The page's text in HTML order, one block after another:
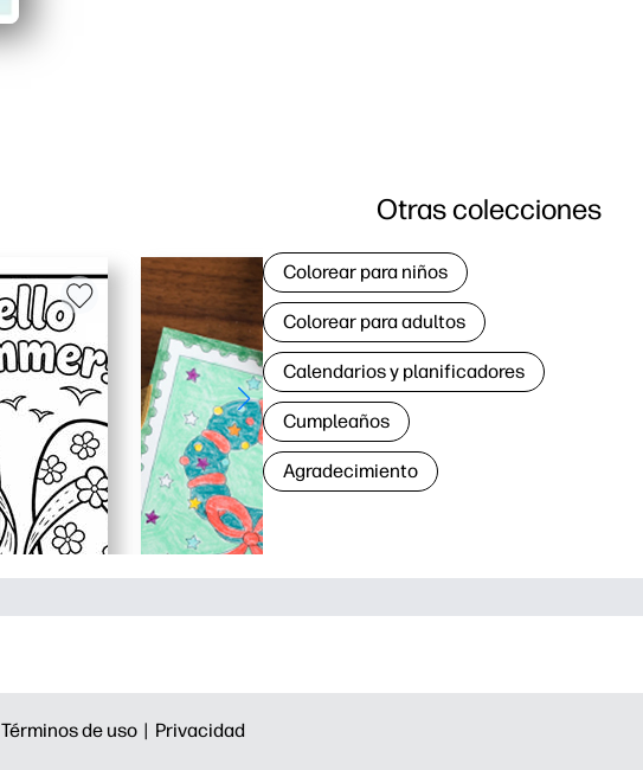
Otras colecciones
Colorear para niños
Colorear para adultos
Calendarios y planificadores
Cumpleaños
Agradecimiento
Términos de uso | Privacidad